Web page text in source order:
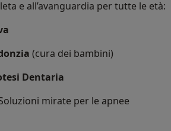
e all’avanguardia per tutte le età:
(cura dei bambini)
Dentaria
mirate per le apnee